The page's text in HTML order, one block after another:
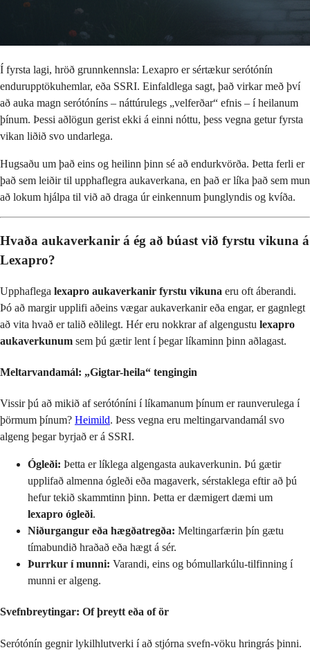
Í fyrsta lagi, hröð grunnkennsla: Lexapro er sértækur serótónín
endurupptökuhemlar, eða SSRI. Einfaldlega sagt, það virkar með því
að auka magn serótóníns – náttúrulegs „velferðar“ efnis – í heilanum
þínum. Þessi aðlögun gerist ekki á einni nóttu, þess vegna getur fyrsta
vikan liðið svo undarlega.
Hugsaðu um það eins og heilinn þinn sé að endurkvörða. Þetta ferli er
það sem leiðir til upphaflegra aukaverkana, en það er líka það sem mun
að lokum hjálpa til við að draga úr einkennum þunglyndis og kvíða.
Hvaða aukaverkanir á ég að búast við fyrstu vikuna á
Lexapro?
Upphaflega lexapro aukaverkanir fyrstu vikuna eru oft áberandi.
Þó að margir upplifi aðeins vægar aukaverkanir eða engar, er gagnlegt
að vita hvað er talið eðlilegt. Hér eru nokkrar af algengustu lexapro
aukaverkunum sem þú gætir lent í þegar líkaminn þinn aðlagast.
Meltarvandamál: „Gigtar-heila“ tengingin
Vissir þú að mikið af serótóníni í líkamanum þínum er raunverulega í
þörmum þínum? Heimild. Þess vegna eru meltingarvandamál svo
algeng þegar byrjað er á SSRI.
Ógleði: Þetta er líklega algengasta aukaverkunin. Þú gætir
upplifað almenna ógleði eða magaverk, sérstaklega eftir að þú
hefur tekið skammtinn þinn. Þetta er dæmigert dæmi um
lexapro ógleði.
Niðurgangur eða hægðatregða: Meltingarfærin þín gætu
tímabundið hraðað eða hægt á sér.
Þurrkur í munni: Varandi, eins og bómullarkúlu-tilfinning í
munni er algeng.
Svefnbreytingar: Of þreytt eða of ör
Serótónín gegnir lykilhlutverki í að stjórna svefn-vöku hringrás þinni.